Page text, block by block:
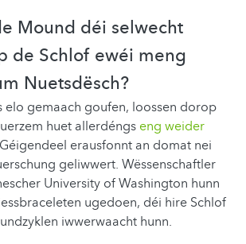
Mound déi selwecht
de Schlof ewéi meng
Nuetsdësch?
elo gemaach goufen, loossen dorop
huet allerdéngs eng weider
erausfonnt an domat nei
geliwwert. Wëssenschaftler
University of Washington hunn
ugedoen, déi hire Schlof
iwwerwaacht hunn.